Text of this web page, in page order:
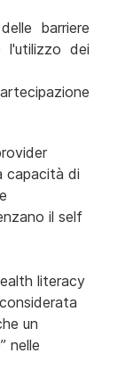
barriere
l'utilizzo dei
capacità di
il self
literacy
un
nelle